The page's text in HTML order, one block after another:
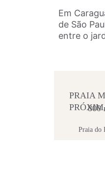
Em
de São
entre o
PRAIA
800
Praia do